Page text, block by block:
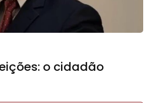
o cidadão